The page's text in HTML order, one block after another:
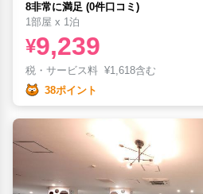
8非常に満足 (0件口コミ)
1部屋 x 1泊
¥9,239
税・サービス料 ¥1,618含む
38ポイント